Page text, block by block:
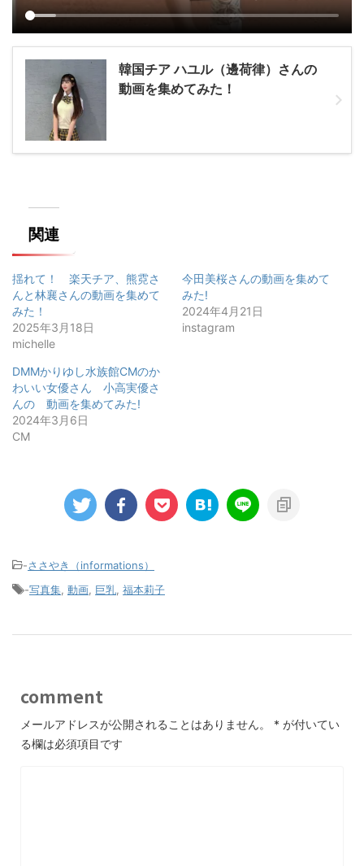
韓国チア ハユル（邊荷律）さんの
動画を集めてみた！
関連
揺れて！ 楽天チア、熊霓さ
んと林襄さんの動画を集めて
みた！
2025年3月18日
michelle
今田美桜さんの動画を集めて
みた!
2024年4月21日
instagram
DMMかりゆし水族館CMのか
わいい女優さん 小高実優さ
んの゙動画を集めてみた!
2024年3月6日
CM
-ささやき（informations）
-写真集, 動画, 巨乳, 福本莉子
comment
メールアドレスが公開されることはありません。 * が付いてい
る欄は必須項目です